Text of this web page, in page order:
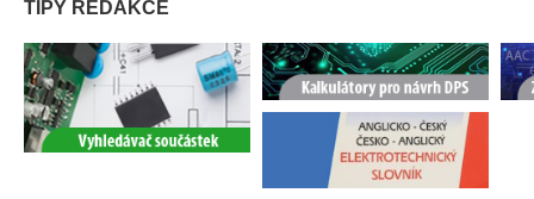
TIPY REDAKCE